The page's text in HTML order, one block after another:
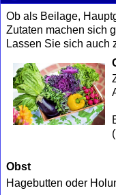
Ob als Beilage,
Zutaten machen sich
Lassen Sie sich auch
Obst
Hagebutten oder